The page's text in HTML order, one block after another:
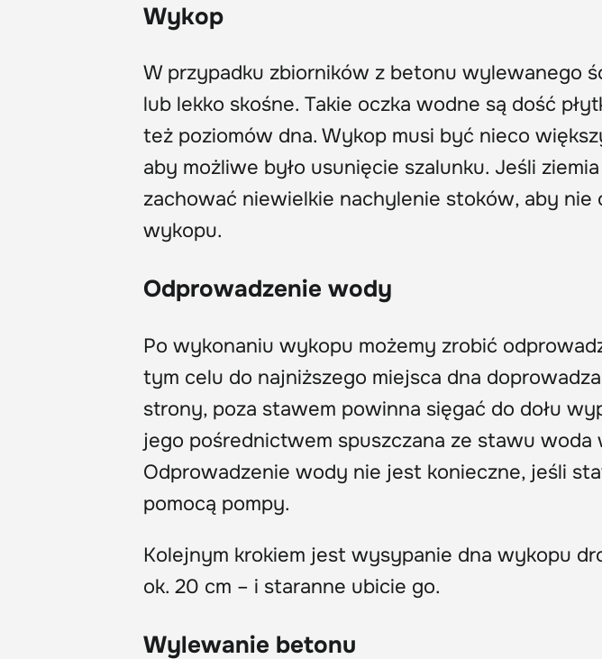
Wykop
W przypadku zbiorników z betonu wylewanego
lub lekko skośne. Takie oczka wodne są dość
też poziomów dna. Wykop musi być nieco
aby możliwe było usunięcie szalunku. Jeśli
zachować niewielkie nachylenie stoków, aby nie
wykopu.
Odprowadzenie wody
Po wykonaniu wykopu możemy zrobić
tym celu do najniższego miejsca dna
strony, poza stawem powinna sięgać do dołu
jego pośrednictwem spuszczana ze stawu woda
Odprowadzenie wody nie jest konieczne, jeśli
pomocą pompy.
Kolejnym krokiem jest wysypanie dna wykopu
ok. 20 cm – i staranne ubicie go.
Wylewanie betonu